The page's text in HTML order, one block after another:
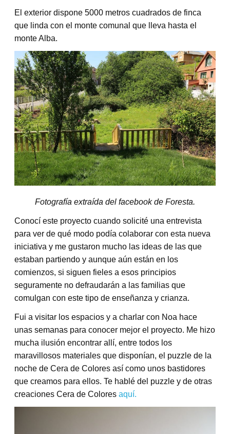
El exterior dispone 5000 metros cuadrados de finca
que linda con el monte comunal que lleva hasta el
monte Alba.
Fotografía extraída del facebook de Foresta.
Conocí este proyecto cuando solicité una entrevista
para ver de qué modo podía colaborar con esta nueva
iniciativa y me gustaron mucho las ideas de las que
estaban partiendo y aunque aún están en los
comienzos, si siguen fieles a esos principios
seguramente no defraudarán a las familias que
comulgan con este tipo de enseñanza y crianza.
Fui a visitar los espacios y a charlar con Noa hace
unas semanas para conocer mejor el proyecto. Me hizo
mucha ilusión encontrar allí, entre todos los
maravillosos materiales que disponían, el puzzle de la
noche de Cera de Colores así como unos bastidores
que creamos para ellos. Te hablé del puzzle y de otras
creaciones Cera de Colores aquí.